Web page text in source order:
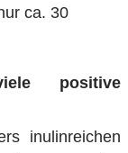
ca. 30
positive
inulinreichen